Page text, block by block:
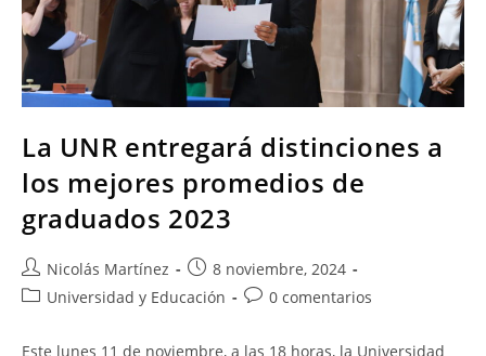
La UNR entregará distinciones a
los mejores promedios de
graduados 2023
Nicolás Martínez
8 noviembre, 2024
Universidad y Educación
0 comentarios
Este lunes 11 de noviembre, a las 18 horas, la Universidad